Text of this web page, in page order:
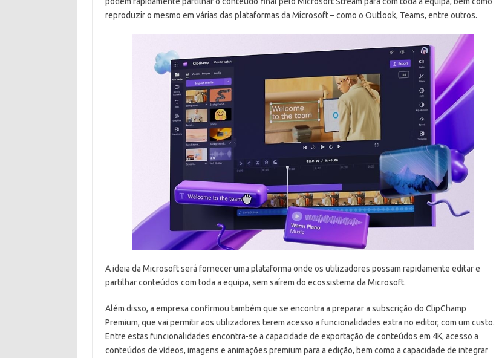
reproduzir o mesmo em várias das plataformas da Microsoft – como o Outlook, Teams, entre outros.
A ideia da Microsoft será fornecer uma plataforma onde os utilizadores possam rapidamente editar e
partilhar conteúdos com toda a equipa, sem saírem do ecossistema da Microsoft.
Além disso, a empresa confirmou também que se encontra a preparar a subscrição do ClipChamp
Premium, que vai permitir aos utilizadores terem acesso a funcionalidades extra no editor, com um custo.
Entre estas funcionalidades encontra-se a capacidade de exportação de conteúdos em 4K, acesso a
conteúdos de vídeos, imagens e animações premium para a edição, bem como a capacidade de integrar